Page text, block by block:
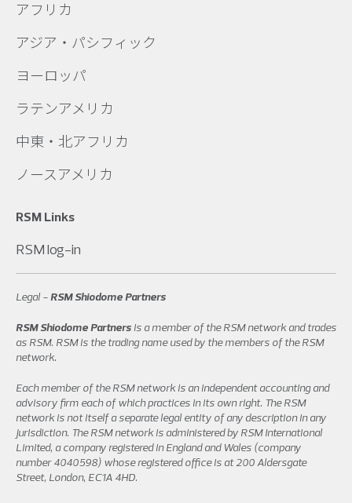
アフリカ
アジア・パシフィック
ヨーロッパ
ラテンアメリカ
中東・北アフリカ
ノースアメリカ
RSM Links
RSM log-in
Legal -RSM Shiodome Partners
RSM Shiodome Partners is a member of the RSM network and trades
as RSM. RSM is the trading name used by the members of the RSM
network.
Each member of the RSM network is an independent accounting and
advisory firm each of which practices in its own right. The RSM
network is not itself a separate legal entity of any description in any
jurisdiction. The RSM network is administered by RSM International
Limited, a company registered in England and Wales (company
number 4040598) whose registered office is at 200 Aldersgate
Street, London, EC1A 4HD.